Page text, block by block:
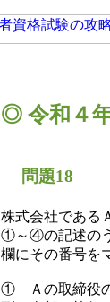
◎ 令和４
問題18
株式会社である
①～④の記述の
欄にその番号を
① Ａの取締役の